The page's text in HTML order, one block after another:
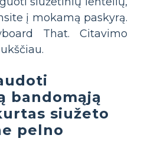
į mokamą paskyrą.
That. Citavimo
bandomąją
siužeto
pelno